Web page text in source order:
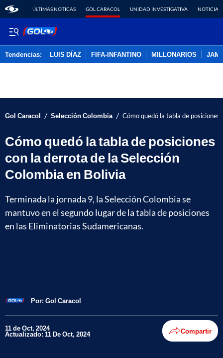
ÚLTIMAS NOTICAS GOL CARACOL UNIDAD INVESTIGATIVA NOTICIAS
Tendencias: LUIS DÍAZ FIFA-INFANTINO MILLONARIOS
Gol Caracol / Selección Colombia / Cómo quedó la tabla de
Cómo quedó la tabla de posiciones
con la derrota de la Selección
Colombia en Bolivia
Terminada la jornada 9, la Selección Colombia se
mantuvo en el segundo lugar de la tabla de posiciones
en las Eliminatorias Sudamericanas.
Por: Gol Caracol
11 de Oct, 2024
Actualizado: 11 De Oct, 2024 Compartir